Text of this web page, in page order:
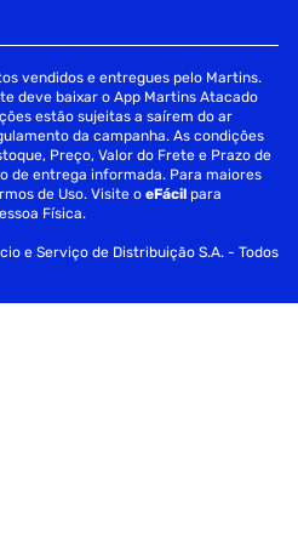
vendidos e entregues pelo Martins.
deve baixar o App Martins Atacado
estão sujeitas a saírem do ar
da campanha. As condições
Preço, Valor do Frete e Prazo de
de entrega informada. Para maiores
de Uso. Visite oeFácil para
Física.
e Serviço de Distribuição S.A. - Todos